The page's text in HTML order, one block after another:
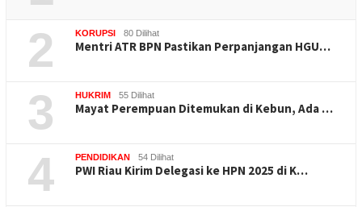
2 KORUPSI 80 Dilihat
Mentri ATR BPN Pastikan Perpanjangan HGU…
3 HUKRIM 55 Dilihat
Mayat Perempuan Ditemukan di Kebun, Ada …
4 PENDIDIKAN 54 Dilihat
PWI Riau Kirim Delegasi ke HPN 2025 di K…